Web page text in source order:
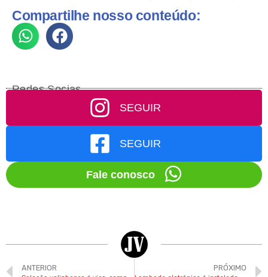
Compartilhe nosso conteúdo:
Redes Socias
SEGUIR
SEGUIR
Fale conosco
ANTERIOR PRÓXIMO